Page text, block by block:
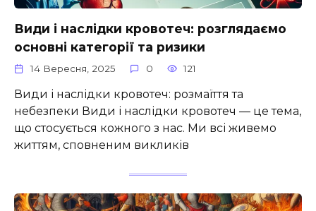
Види і наслідки кровотеч: розглядаємо
основні категорії та ризики
14 Вересня, 2025 0 121
Види і наслідки кровотеч: розмаїття та
небезпеки Види і наслідки кровотеч — це тема,
що стосується кожного з нас. Ми всі живемо
життям, сповненим викликів